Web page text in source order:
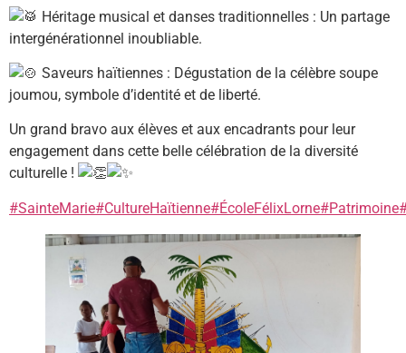
Héritage musical et danses traditionnelles : Un partage
intergénérationnel inoubliable.
Saveurs haïtiennes : Dégustation de la célèbre soupe
joumou, symbole d’identité et de liberté.
Un grand bravo aux élèves et aux encadrants pour leur
engagement dans cette belle célébration de la diversité
culturelle !
#SainteMarie#CultureHaïtienne#ÉcoleFélixLorne#Patrimoine